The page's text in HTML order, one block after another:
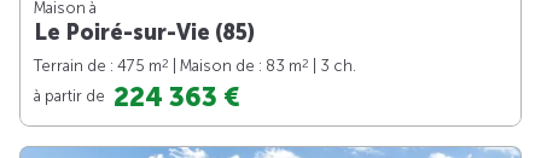
Maison à
Le Poiré-sur-Vie (85)
Terrain de : 475 m2 | Maison de : 83 m2
| 3 ch.
à partir de 224 363 €